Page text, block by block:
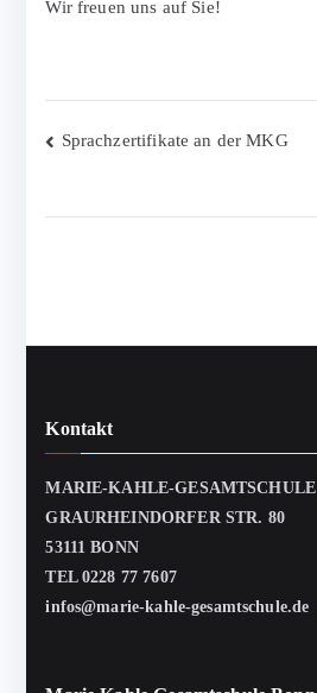
Wir freuen uns auf Sie!
Beitragsnavigation
Sprachzertifikate an der MKG
Kontakt
MARIE-KAHLE-GESAMTSCHULE
GRAURHEINDORFER STR. 80
53111 BONN
TEL 0228 77 7607
infos@marie-kahle-gesamtschule.de